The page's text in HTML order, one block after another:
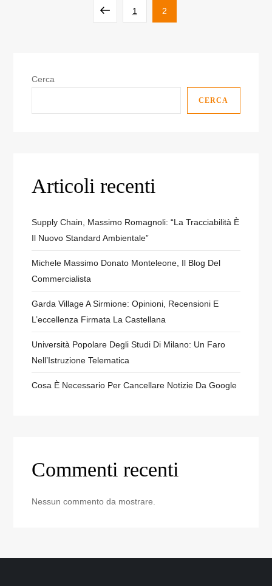
PaginazionePaginaPagina
1 Pagina
2
Cerca
CERCA
Articoli recenti
Supply Chain, Massimo Romagnoli: “La Tracciabilità È
Il Nuovo Standard Ambientale”
Michele Massimo Donato Monteleone, Il Blog Del
Commercialista
Garda Village A Sirmione: Opinioni, Recensioni E
L’eccellenza Firmata La Castellana
Università Popolare Degli Studi Di Milano: Un Faro
Nell’Istruzione Telematica
Cosa È Necessario Per Cancellare Notizie Da Google
Commenti recenti
Nessun commento da mostrare.